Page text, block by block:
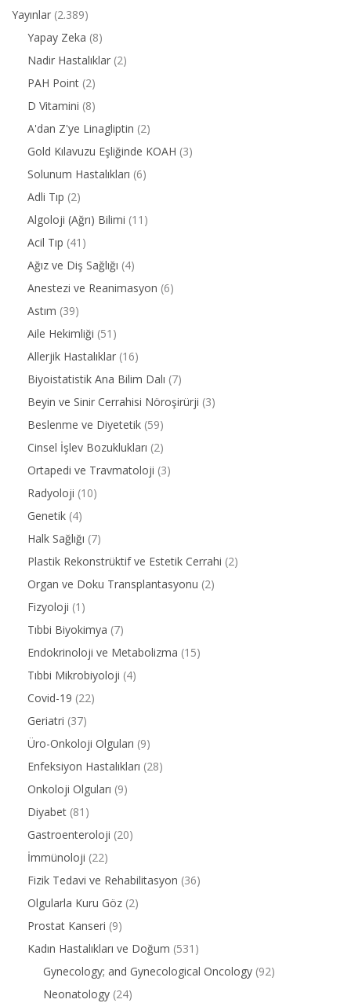
Yayınlar (2.389)
Yapay Zeka (8)
Nadir Hastalıklar (2)
PAH Point (2)
D Vitamini (8)
A'dan Z'ye Linagliptin (2)
Gold Kılavuzu Eşliğinde KOAH (3)
Solunum Hastalıkları (6)
Adli Tıp (2)
Algoloji (Ağrı) Bilimi (11)
Acil Tıp (41)
Ağız ve Diş Sağlığı (4)
Anestezi ve Reanimasyon (6)
Astım (39)
Aile Hekimliği (51)
Allerjik Hastalıklar (16)
Biyoistatistik Ana Bilim Dalı (7)
Beyin ve Sinir Cerrahisi Nöroşirürji (3)
Beslenme ve Diyetetik (59)
Cinsel İşlev Bozuklukları (2)
Ortapedi ve Travmatoloji (3)
Radyoloji (10)
Genetik (4)
Halk Sağlığı (7)
Plastik Rekonstrüktif ve Estetik Cerrahi (2)
Organ ve Doku Transplantasyonu (2)
Fizyoloji (1)
Tıbbi Biyokimya (7)
Endokrinoloji ve Metabolizma (15)
Tıbbi Mikrobiyoloji (4)
Covid-19 (22)
Geriatri (37)
Üro-Onkoloji Olguları (9)
Enfeksiyon Hastalıkları (28)
Onkoloji Olguları (9)
Diyabet (81)
Gastroenteroloji (20)
İmmünoloji (22)
Fizik Tedavi ve Rehabilitasyon (36)
Olgularla Kuru Göz (2)
Prostat Kanseri (9)
Kadın Hastalıkları ve Doğum (531)
Gynecology; and Gynecological Oncology (92)
Neonatology (24)